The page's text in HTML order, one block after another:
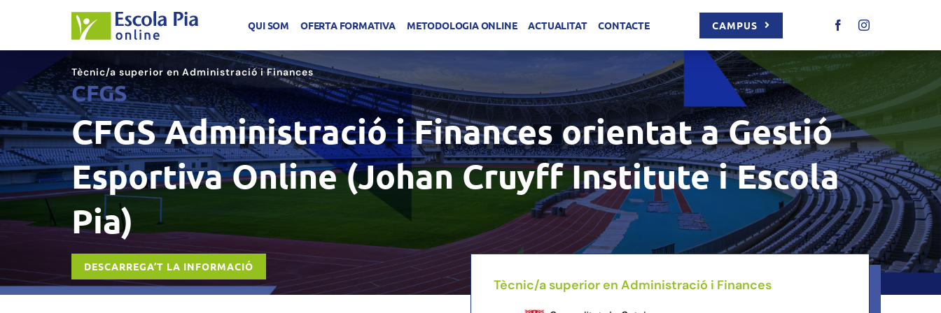
QUI SOM OFERTA FORMATIVA METODOLOGIA ONLINE ACTUALITAT CONTACTE CAMPUS
Tècnic/a superior en Administració i Finances
CFGS
CFGS Administració i Finances orientat a Gestió
Esportiva Online (Johan Cruyff Institute i Escola
Pia)
DESCARREGA’T LA INFORMACIÓ
Tècnic/a superior en Administració i Finances